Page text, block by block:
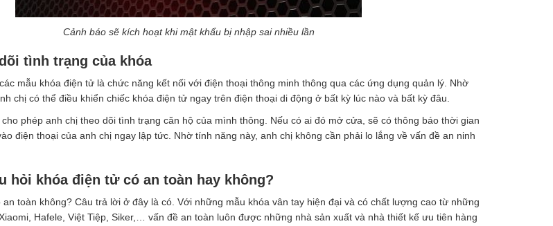
Cảnh báo sẽ kích hoạt khi mật khẩu bị nhập sai nhiều lần
tình trạng của khóa
mẫu khóa điện tử là chức năng kết nối với điện thoại thông minh thông qua các ứng dụng quản lý. Nhờ
chị có thể điều khiển chiếc khóa điện tử ngay trên điện thoại di động ở bất kỳ lúc nào và bất kỳ đâu.
phép anh chị theo dõi tình trạng căn hộ của mình thông. Nếu có ai đó mở cửa, sẽ có thông báo thời gian
điện thoại của anh chị ngay lập tức. Nhờ tính năng này, anh chị không cần phải lo lắng về vấn đề an ninh
hỏi khóa điện tử có an toàn hay không?
an toàn không? Câu trả lời ở đây là có. Với những mẫu khóa vân tay hiện đại và có chất lượng cao từ những
Hafele, Việt Tiệp, Siker,… vấn đề an toàn luôn được những nhà sản xuất và nhà thiết kế ưu tiên hàng